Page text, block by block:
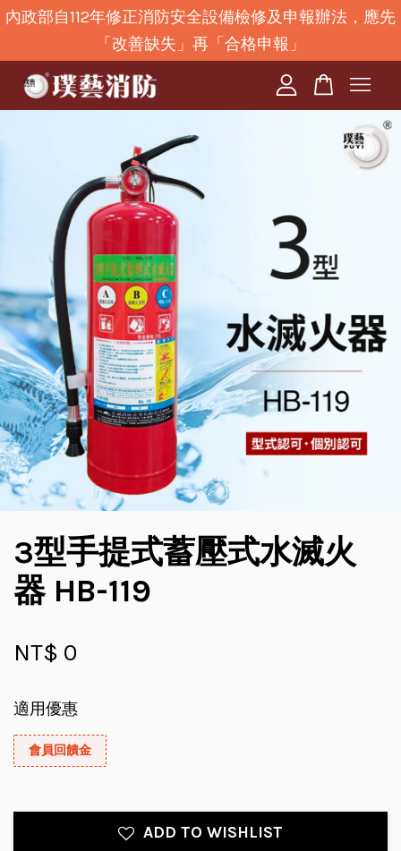
內政部自112年修正消防安全設備檢修及申報辦法，應先
「改善缺失」再「合格申報」
3型手提式蓄壓式水滅火
器 HB-119
NT$ 0
適用優惠
會員回饋金
ADD TO WISHLIST
您的購物車目前還是空的。
繼續購物